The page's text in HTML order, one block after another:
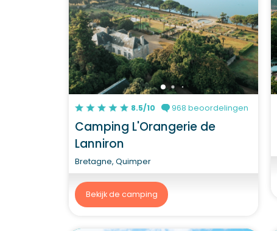
8.5/10 968 beoordelingen
Camping L'Orangerie de
Lanniron
Bretagne, Quimper
Bekijk de camping